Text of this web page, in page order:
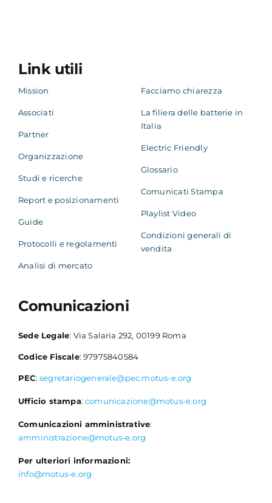
Link utili
Mission
Associati
Partner
Organizzazione
Studi e ricerche
Report e posizionamenti
Guide
Protocolli e regolamenti
Analisi di mercato
Facciamo chiarezza
La filiera delle batterie in
Italia
Electric Friendly
Glossario
Comunicati Stampa
Playlist Video
Condizioni generali di
vendita
Comunicazioni
Sede Legale: Via Salaria 292, 00199 Roma
Codice Fiscale: 97975840584
PEC: segretariogenerale@pec.motus-e.org
Ufficio stampa:comunicazione@motus-e.org
Comunicazioni amministrative:
amministrazione@motus-e.org
Per ulteriori informazioni:
info@motus-e.org